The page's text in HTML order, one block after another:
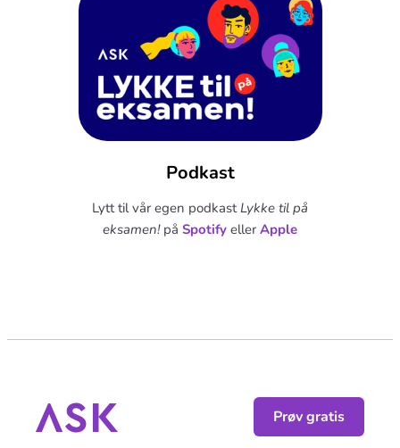
Podkast
Lytt til vår egen podkast Lykke til på
eksamen!på Spotify eller Apple
Prøv gratis